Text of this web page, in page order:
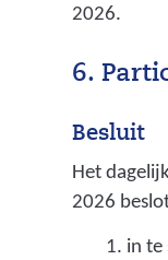
2026.
6.
Besluit
Het
2026
in te